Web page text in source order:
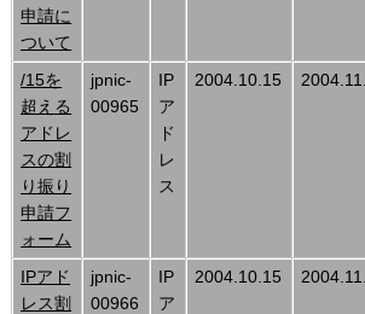
申請に
ついて
/15を
超える
アドレ
スの割
り振り
申請フ
ォーム
jpnic-
00965
IP
ア
ド
レ
ス
2004.10.15
IPアド
レス割
jpnic-
00966
IP
ア
2004.10.15